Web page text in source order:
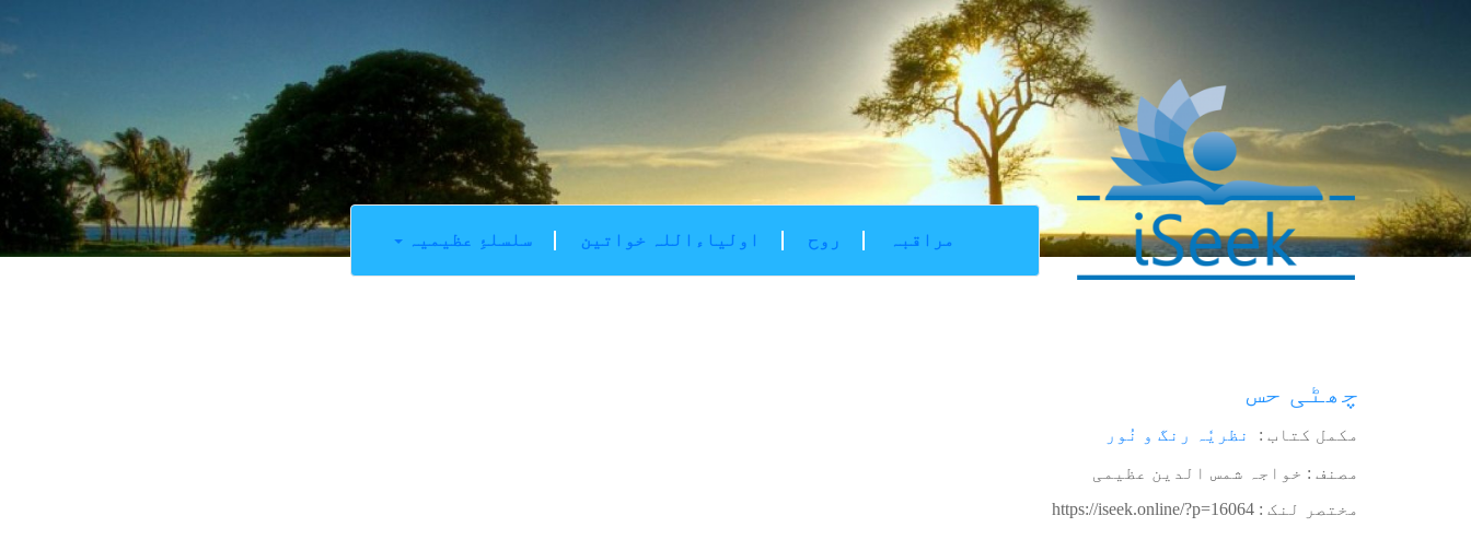
سلسلۂِ عظیمیہ اولیاءاللہ خواتین روح مراقبہ
چھٹی حس
مکمل کتاب : نظریٗہ رنگ و نُور
مصنف : خواجہ شمس الدین عظیمی
مختصر لنک : https://iseek.online/?p=16064